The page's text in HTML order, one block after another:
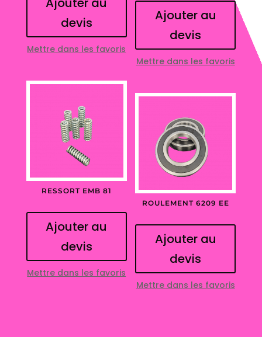
devis
Mettre dans les favoris
Ajouter au
devis
Mettre dans les favoris
RESSORT EMB 81
Ajouter au
devis
Mettre dans les favoris
ROULEMENT 6209 EE
Ajouter au
devis
Mettre dans les favoris